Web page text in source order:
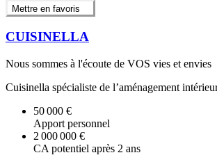
Mettre en favoris
CUISINELLA
Nous sommes à l'écoute de VOS vies et envies
Cuisinella spécialiste de l’aménagement
50 000 €
Apport personnel
2 000 000 €
CA potentiel après 2 ans